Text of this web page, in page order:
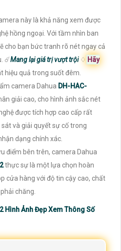
này là khả năng xem được
hồng ngoại. Với tầm nhìn ban
cho bạn bức tranh rõ nét ngay cả
☄️Mang lại giá trị vượt trội♢ Hãy
hiệu quả trong suốt đêm.
camera Dahua DH-HAC-
giải cao, cho hình ảnh sắc nét
được tích hợp cao cấp rất
và giải quyết sự cố trong
dạng chính xác.
điểm bên trên, camera Dahua
thực sự là một lựa chọn hoàn
cửa hàng với độ tin cậy cao, chất
chăng.
Hình Ảnh Đẹp Xem Thông Số